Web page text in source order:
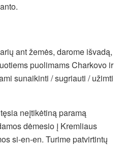
ant žemės, darome išvadą,
puolimams Charkovo ir
sunaikinti / sugriauti / užimti
neįtikėtiną paramą
dėmesio į Kremliaus
si-en-en. Turime patvirtintų